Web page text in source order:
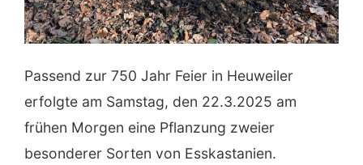
Passend zur 750 Jahr Feier in Heuweiler
erfolgte am Samstag, den 22.3.2025 am
frühen Morgen eine Pflanzung zweier
besonderer Sorten von Esskastanien.